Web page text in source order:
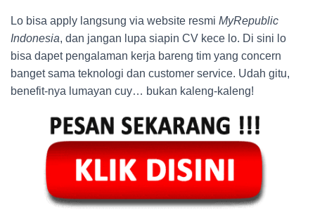
Lo bisa apply langsung via website resmi MyRepublic
Indonesia, dan jangan lupa siapin CV kece lo. Di sini lo
bisa dapet pengalaman kerja bareng tim yang concern
banget sama teknologi dan customer service. Udah gitu,
benefit-nya lumayan cuy… bukan kaleng-kaleng!